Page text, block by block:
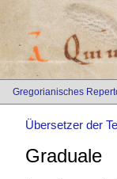
Gregorianisches
Übersetzer der
Graduale